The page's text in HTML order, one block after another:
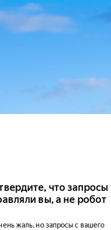
что запросы
вы, а не робот
жаль, но запросы с вашего